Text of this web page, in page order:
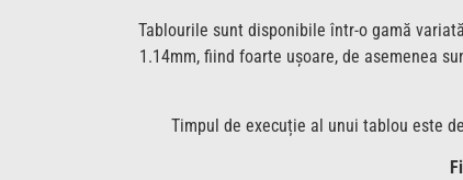
Tablourile sunt disponibile într-o gamă
1.14mm, fiind foarte ușoare, de asemenea
Timpul de execuție al unui tablou este